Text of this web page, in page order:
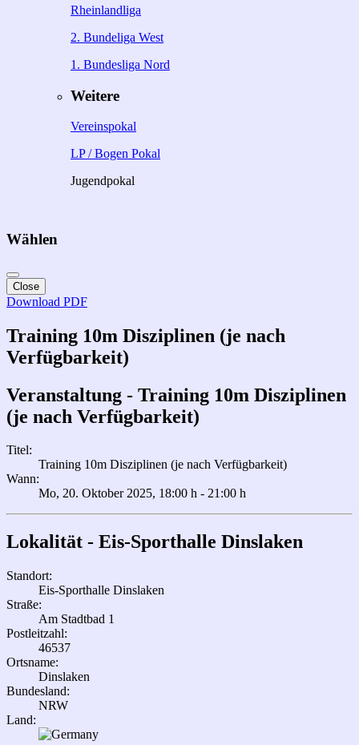
Rheinlandliga
2. Bundeliga West
1. Bundesliga Nord
Weitere
Vereinspokal
LP / Bogen Pokal
Jugendpokal
Wählen
Close
Download PDF
Training 10m Disziplinen (je nach
Verfügbarkeit)
Veranstaltung - Training 10m Disziplinen
(je nach Verfügbarkeit)
Titel:
Training 10m Disziplinen (je nach Verfügbarkeit)
Wann:
Mo, 20. Oktober 2025, 18:00 h - 21:00 h
Lokalität - Eis-Sporthalle Dinslaken
Standort:
Eis-Sporthalle Dinslaken
Straße:
Am Stadtbad 1
Postleitzahl:
46537
Ortsname:
Dinslaken
Bundesland:
NRW
Land: